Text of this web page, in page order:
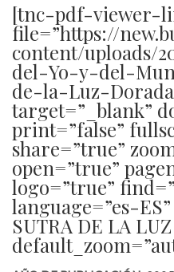
[tnc-pdf-viewer-
file=”https://
content/uploads/
del-Yo-y-del-
de-la-Luz-
target=”_blank”
print=”false”
share=”true”
open=”true”
logo=”true”
language=”es-
SUTRA DE LA